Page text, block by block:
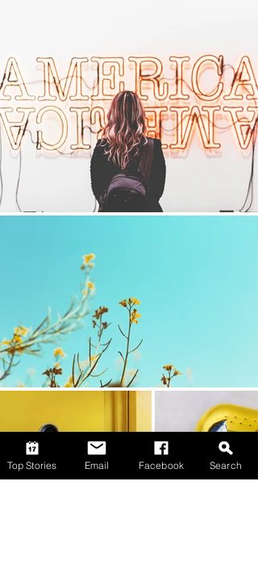
Top Stories Email Facebook Search